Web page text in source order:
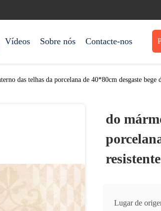
Vídeos Sobre nós Contacte-nos
das telhas da porcelana de 40*80cm desgaste bege
do
resistente
Lugar de